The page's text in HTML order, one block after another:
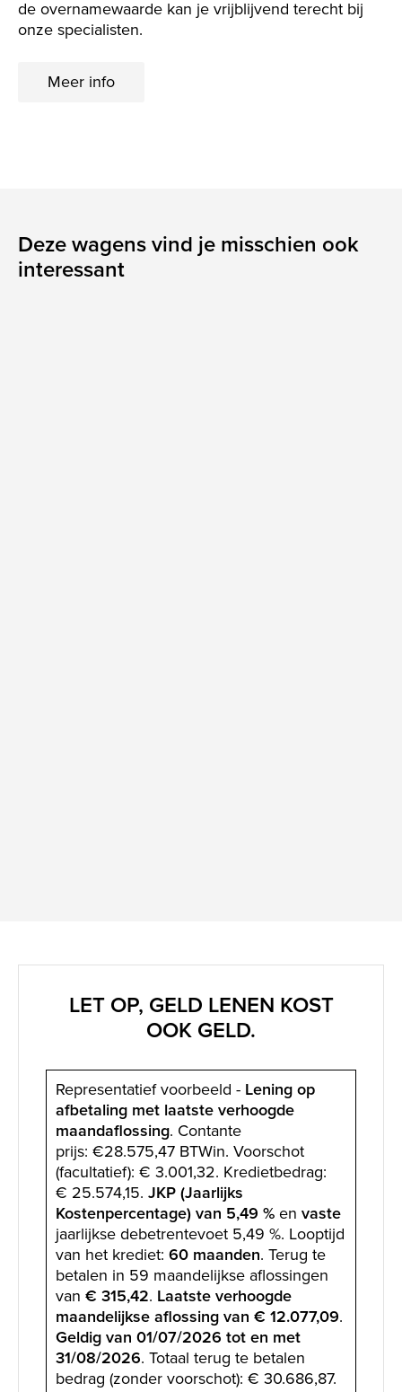
de overnamewaarde kan je vrijblijvend terecht bij
onze specialisten.
Meer info
Deze wagens vind je misschien ook
interessant
LET OP, GELD LENEN KOST
OOK GELD.
Representatief voorbeeld - Lening op
afbetaling met laatste verhoogde
maandaflossing. Contante
prijs: €28.575,47 BTWin. Voorschot
(facultatief): € 3.001,32. Kredietbedrag:
€ 25.574,15. JKP (Jaarlijks
Kostenpercentage) van 5,49 %en vaste
jaarlijkse debetrentevoet 5,49 %. Looptijd
van het krediet: 60 maanden. Terug te
betalen in 59 maandelijkse aflossingen
van € 315,42. Laatste verhoogde
maandelijkse aflossing van € 12.077,09.
Geldig van 01/07/2026 tot en met
31/08/2026. Totaal terug te betalen
bedrag (zonder voorschot): € 30.686,87.